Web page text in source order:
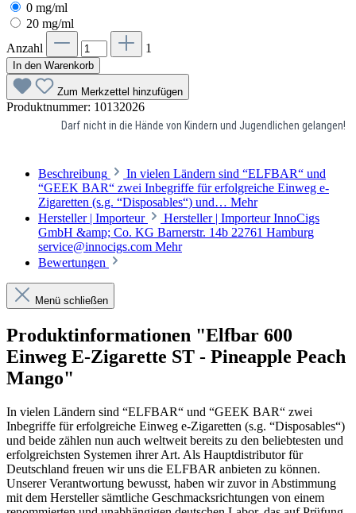
0 mg/ml
20 mg/ml
Anzahl
1
In den Warenkorb
Zum Merkzettel hinzufügen
Produktnummer: 10132026
Darf nicht in die Hände von Kindern und Jugendlichen gelangen!
Beschreibung
In vielen Ländern sind “ELFBAR“ und
“GEEK BAR“ zwei Inbegriffe für erfolgreiche Einweg e-
Zigaretten (s.g. “Disposables“) und… Mehr
Hersteller | Importeur
Hersteller | Importeur InnoCigs
GmbH &amp; Co. KG Barnerstr. 14b 22761 Hamburg
service@innocigs.com Mehr
Bewertungen
Menü schließen
Produktinformationen "Elfbar 600
Einweg E-Zigarette ST - Pineapple Peach
Mango"
In vielen Ländern sind “ELFBAR“ und “GEEK BAR“ zwei
Inbegriffe für erfolgreiche Einweg e-Zigaretten (s.g. “Disposables“)
und beide zählen nun auch weltweit bereits zu den beliebtesten und
erfolgreichsten Systemen ihrer Art. Als Hauptdistributor für
Deutschland freuen wir uns die ELFBAR anbieten zu können.
Unserer Verantwortung bewusst, haben wir zuvor in Abstimmung
mit dem Hersteller sämtliche Geschmacksrichtungen von einem